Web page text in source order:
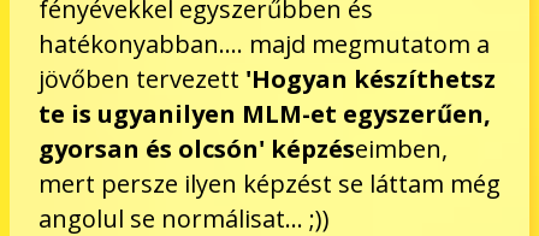
fényévekkel egyszerűbben és
hatékonyabban.... majd megmutatom a
jövőben tervezett 'Hogyan készíthetsz
te is ugyanilyen MLM-et egyszerűen,
gyorsan és olcsón' képzéseimben,
mert persze ilyen képzést se láttam még
angolul se normálisat... ;))